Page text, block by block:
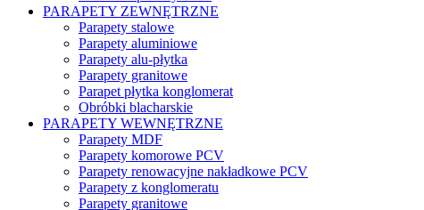
PARAPETY ZEWNĘTRZNE
Parapety stalowe
Parapety aluminiowe
Parapety alu-płytka
Parapety granitowe
Parapet płytka konglomerat
Obróbki blacharskie
PARAPETY WEWNĘTRZNE
Parapety MDF
Parapety komorowe PCV
Parapety renowacyjne nakładkowe PCV
Parapety z konglomeratu
Parapety granitowe